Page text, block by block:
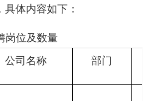
具体内容如下：
岗位及数量
公司名称 部门